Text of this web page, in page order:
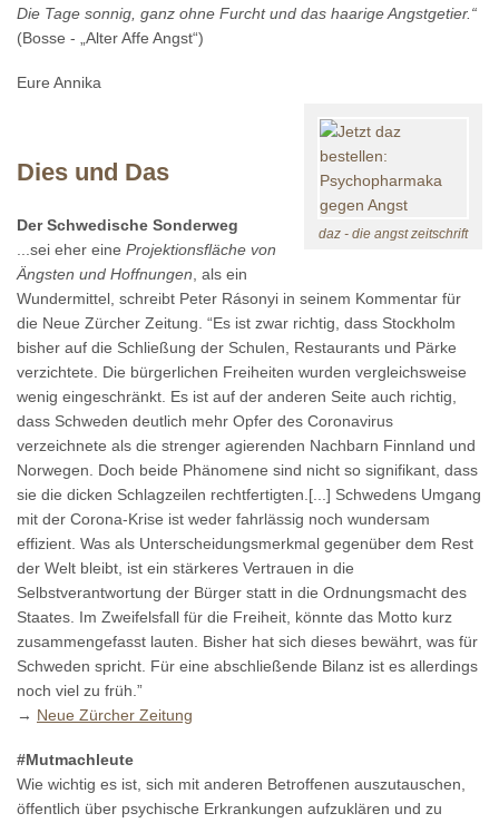
Die Tage sonnig, ganz ohne Furcht und das haarige Angstgetier.“
(Bosse - „Alter Affe Angst“)
Eure Annika
daz - die angst zeitschrift
Dies und Das
Der Schwedische Sonderweg
...sei eher eine Projektionsfläche von
Ängsten und Hoffnungen , als ein
Wundermittel, schreibt Peter Rásonyi in seinem Kommentar für
die Neue Zürcher Zeitung. “Es ist zwar richtig, dass Stockholm
bisher auf die Schließung der Schulen, Restaurants und Pärke
verzichtete. Die bürgerlichen Freiheiten wurden vergleichsweise
wenig eingeschränkt. Es ist auf der anderen Seite auch richtig,
dass Schweden deutlich mehr Opfer des Coronavirus
verzeichnete als die strenger agierenden Nachbarn Finnland und
Norwegen. Doch beide Phänomene sind nicht so signifikant, dass
sie die dicken Schlagzeilen rechtfertigten.[...] Schwedens Umgang
mit der Corona-Krise ist weder fahrlässig noch wundersam
effizient. Was als Unterscheidungsmerkmal gegenüber dem Rest
der Welt bleibt, ist ein stärkeres Vertrauen in die
Selbstverantwortung der Bürger statt in die Ordnungsmacht des
Staates. Im Zweifelsfall für die Freiheit, könnte das Motto kurz
zusammengefasst lauten. Bisher hat sich dieses bewährt, was für
Schweden spricht. Für eine abschließende Bilanz ist es allerdings
noch viel zu früh.”
→ Neue Zürcher Zeitung
#Mutmachleute
Wie wichtig es ist, sich mit anderen Betroffenen auszutauschen,
öffentlich über psychische Erkrankungen aufzuklären und zu